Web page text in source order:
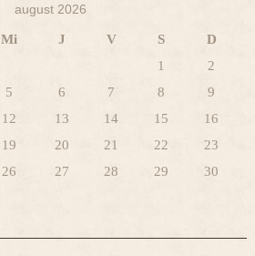
august 2026
Mi J V S
D
1
2
5 6 7 8
9
12 13 14 15
16
19 20 21 22
23
26 27 28 29
30